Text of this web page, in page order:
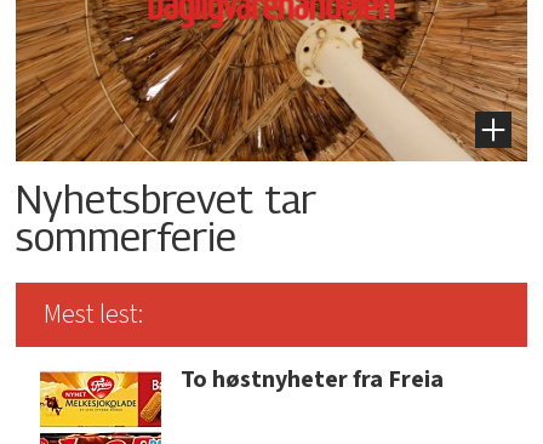
Nyhetsbrevet tar
sommerferie
Mest lest:
To høstnyheter fra Freia